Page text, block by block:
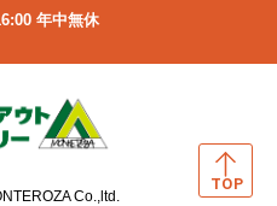
年中無休
Co.,ltd.